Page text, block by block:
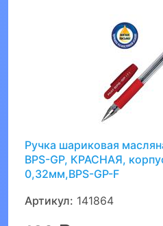
Ручка шариковая
BPS-GP, КРАСНАЯ,
0,32мм,BPS-GP-F
Артикул: 141864